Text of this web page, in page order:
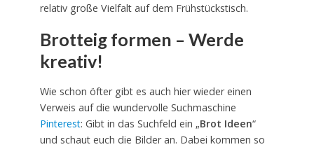
relativ große Vielfalt auf dem Frühstückstisch.
Brotteig formen – Werde
kreativ!
Wie schon öfter gibt es auch hier wieder einen
Verweis auf die wundervolle Suchmaschine
Pinterest: Gibt in das Suchfeld ein „Brot Ideen“
und schaut euch die Bilder an. Dabei kommen so